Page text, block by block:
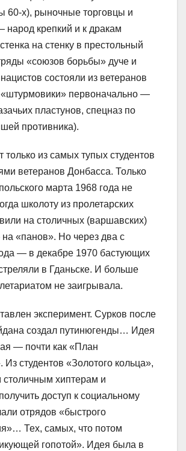
60-х), рыночные торговцы и
народ крепкий и к дракам
на стенку в престольный
«союзов борьбы» дуче и
состояли из ветеранов
«штурмовики» первоначально —
пластунов, спецназ по
противника).
только из самых тупых студентов
ветеранов Донбасса. Только
марта 1968 года не
школоту из пролетарских
на столичных (варшавских)
«панов». Но через два с
— в декабре 1970 бастующих
в Гданьске. И больше
не заигрывала.
эксперимент. Сурков после
создал путинюгенды… Идея
— почти как «План
студентов «Золотого кольца»,
хиптерам и
доступ к социальному
отрядов «быстрого
Тех, самых, что потом
гопотой». Идея была в